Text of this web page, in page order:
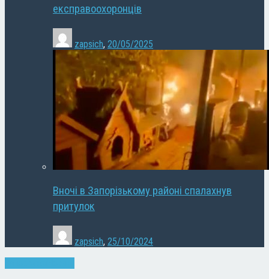
експравоохоронців
zapsich, 20/05/2025
Вночі в Запорізькому районі спалахнув
притулок
zapsich, 25/10/2024